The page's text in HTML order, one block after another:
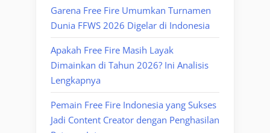
Garena Free Fire Umumkan Turnamen
Dunia FFWS 2026 Digelar di Indonesia
Apakah Free Fire Masih Layak
Dimainkan di Tahun 2026? Ini Analisis
Lengkapnya
Pemain Free Fire Indonesia yang Sukses
Jadi Content Creator dengan Penghasilan